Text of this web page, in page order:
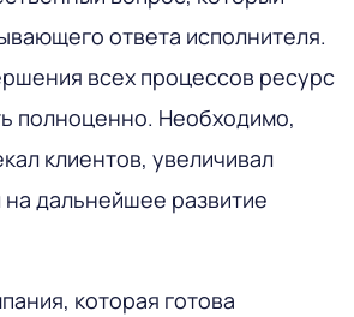
ответа исполнителя.
всех процессов ресурс
полноценно. Необходимо,
клиентов, увеличивал
на дальнейшее развитие
которая готова